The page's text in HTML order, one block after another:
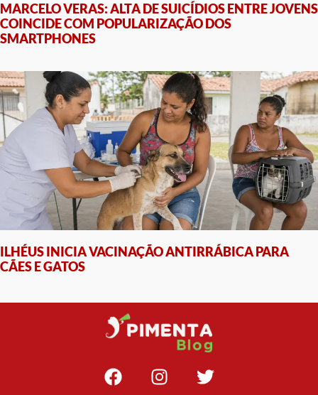
MARCELO VERAS: ALTA DE SUICÍDIOS ENTRE JOVENS
COINCIDE COM POPULARIZAÇÃO DOS
SMARTPHONES
ILHÉUS INICIA VACINAÇÃO ANTIRRÁBICA PARA
CÃES E GATOS